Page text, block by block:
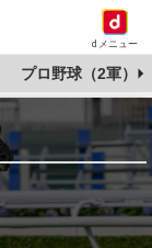
dメニュー
プロ野球（2軍）